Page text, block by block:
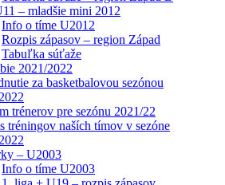
– mladšie mini 2012
Info o tíme U2012
Rozpis zápasov – region Západ
Tabuľka súťaže
2021/2022
za basketbalovou sezónou
trénerov pre sezónu 2021/22
tréningov naších tímov v sezóne
– U2003
Info o tíme U2003